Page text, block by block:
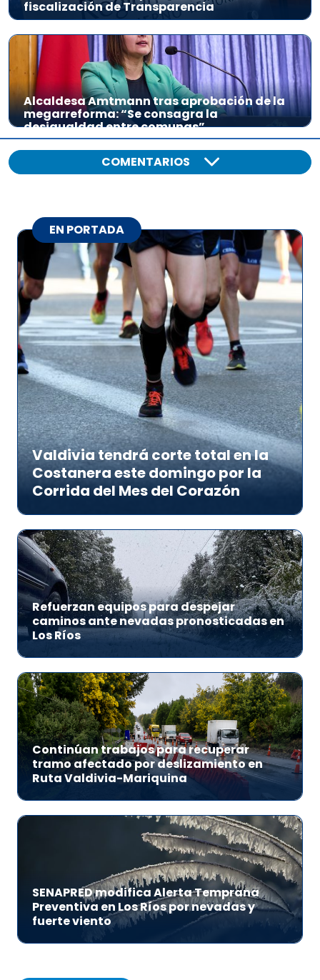
fiscalización de Transparencia
Alcaldesa Amtmann tras aprobación de la
megarreforma: “Se consagra la
desigualdad entre comunas”
COMENTARIOS
EN PORTADA
Valdivia tendrá corte total en la
Costanera este domingo por la
Corrida del Mes del Corazón
Refuerzan equipos para despejar
caminos ante nevadas pronosticadas en
Los Ríos
Continúan trabajos para recuperar
tramo afectado por deslizamiento en
Ruta Valdivia-Mariquina
SENAPRED modifica Alerta Temprana
Preventiva en Los Ríos por nevadas y
fuerte viento